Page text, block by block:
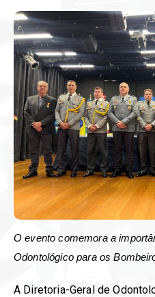
O evento comemora a
Odontológico para os
A Diretoria-Geral de